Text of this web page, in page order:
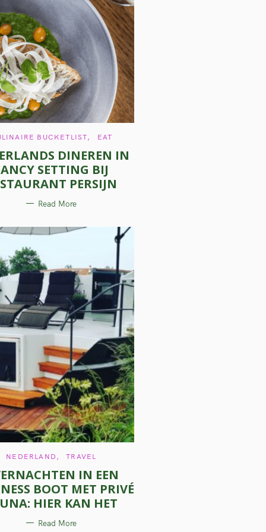
C
T
E
G
O
R
I
S
BUCKETLIST EAT
DINEREN IN
SETTING BIJ
PERSIJN
Read More
C
T
E
G
O
R
I
S
NEDERLAND TRAVEL
IN EEN
BOOT MET PRIVÉ
HIER KAN HET
Read More